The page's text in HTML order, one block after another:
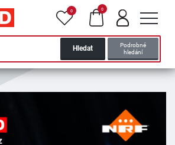
Hledat
Podrobné
hledání
0 0